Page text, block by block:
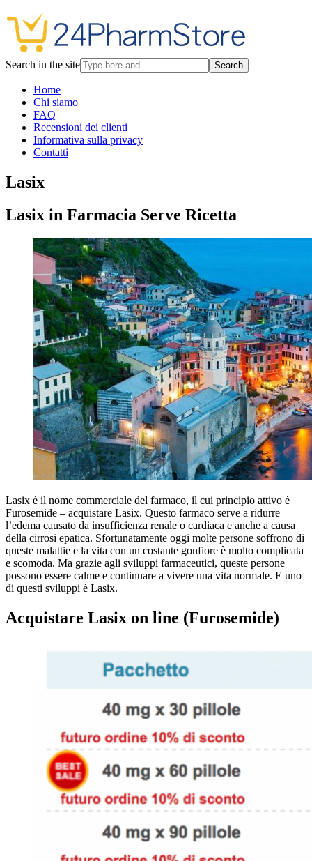
Search in the site Search
Home
Chi siamo
FAQ
Recensioni dei clienti
Informativa sulla privacy
Contatti
Lasix
Lasix in Farmacia Serve Ricetta
Lasix è il nome commerciale del farmaco, il cui principio attivo è
Furosemide – acquistare Lasix. Questo farmaco serve a ridurre
l’edema causato da insufficienza renale o cardiaca e anche a causa
della cirrosi epatica. Sfortunatamente oggi molte persone soffrono di
queste malattie e la vita con un costante gonfiore è molto complicata
e scomoda. Ma grazie agli sviluppi farmaceutici, queste persone
possono essere calme e continuare a vivere una vita normale. E uno
di questi sviluppi è Lasix.
Acquistare Lasix on line (Furosemide)